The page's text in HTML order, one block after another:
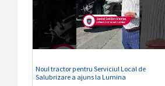
Noul tractor pentru Serviciul Local de
Salubrizare a ajuns la Lumina